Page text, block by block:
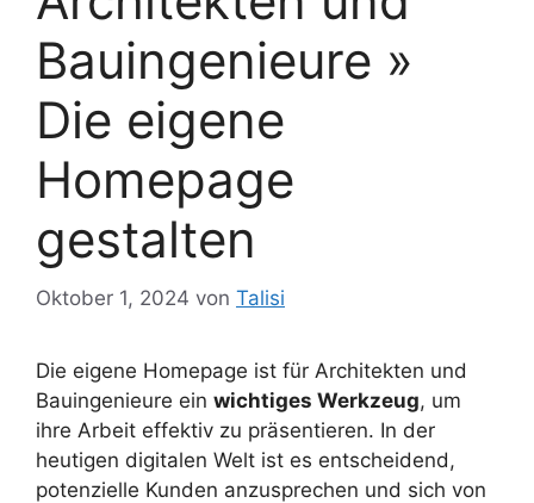
Bauingenieure »
Die eigene
Homepage
gestalten
Oktober 1, 2024 von Talisi
Die eigene Homepage ist für Architekten und
Bauingenieure ein wichtiges Werkzeug, um
ihre Arbeit effektiv zu präsentieren. In der
heutigen digitalen Welt ist es entscheidend,
potenzielle Kunden anzusprechen und sich von